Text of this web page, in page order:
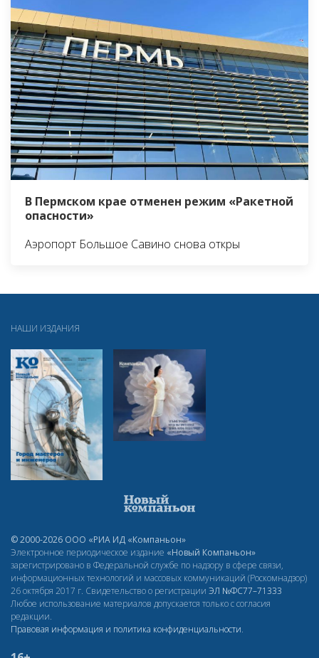
В Пермском крае отменен режим «Ракетной
опасности»
Аэропорт Большое Савино снова откры
НАШИ ИЗДАНИЯ
© 2000-2026 ООО «РИА ИД «Компаньон»
Электронное периодическое издание «Новый Компаньон»
зарегистрировано в Федеральной службе по надзору в сфере связи,
информационных технологий и массовых коммуникаций (Роскомнадзор)
26 октября 2017 г. Свидетельство о регистрации ЭЛ №ФС77–71333
Любое использование материалов допускается только с согласия
редакции.
Правовая информация и политика конфиденциальности.